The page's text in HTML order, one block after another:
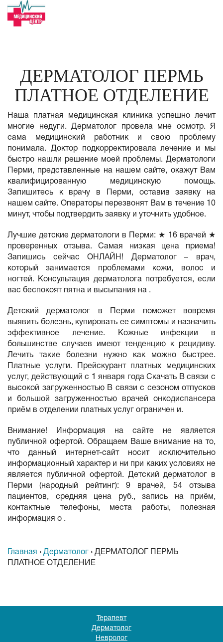
ДЕРМАТОЛОГ ПЕРМЬ
ПЛАТНОЕ ОТДЕЛЕНИЕ
Наша платная медицинская клиника успешно лечит
многие недуги. Дерматолог провела мне осмотр. Я
сама медицинский работник и свою проблему
понимала. Доктор подкорректировала лечение и мы
быстро нашли решение моей проблемы. Дерматологи
Перми, представленные на нашем сайте, окажут Вам
квалифицированную медицинскую помощь.
Запишитесь к врачу в Перми, оставив заявку на
нашем сайте. Операторы перезвонят Вам в течение 10
минут, чтобы подтвердить заявку и уточнить удобное.
Лучшие детские дерматологи в Перми: ★ 16 врачей ★
проверенных отзыва. Самая низкая цена приема!
Запишись сейчас ОНЛАЙН! Дерматолог – врач,
который занимается проблемами кожи, волос и
ногтей. Консультация дерматолога потребуется, если
вас беспокоят пятна и высыпания на .
Детский дерматолог в Перми поможет вовремя
выявить болезнь, купировать ее симптомы и назначить
эффективное лечение. Кожные инфекции в
большинстве случаев имеют тенденцию к рецидиву.
Лечить такие болезни нужно как можно быстрее.
Платные услуги. Прейскурант платных медицинских
услуг, действующий с 1 января года Скачать В связи с
высокой загруженностью В связи с сезоном отпусков
и большой загруженностью врачей онкодиспансера
приём в отделении платных услуг ограничен и.
Внимание! Информация на сайте не является
публичной офертой. Обращаем Ваше внимание на то,
что данный интернет-сайт носит исключительно
информационный характер и ни при каких условиях не
является публичной офертой. Детский дерматолог в
Перми (народный рейтинг): 9 врачей, 54 отзыва
пациентов, средняя цена руб., запись на приём,
контактные телефоны, места работы, полезная
информация о .
Главная › Дерматолог › ДЕРМАТОЛОГ ПЕРМЬ
ПЛАТНОЕ ОТДЕЛЕНИЕ
Терапевт
Дерматолог
Невролог